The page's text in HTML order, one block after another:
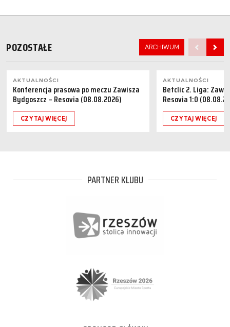
POZOSTAŁE ARCHIWUM
AKTUALNOŚCI
Konferencja prasowa po meczu Zawisza
Bydgoszcz – Resovia (08.08.2026)
CZYTAJ WIĘCEJ
AKTUALNOŚCI
Betclic 2. Liga:
Resovia 1:0
CZYTAJ WIĘCEJ
PARTNER KLUBU